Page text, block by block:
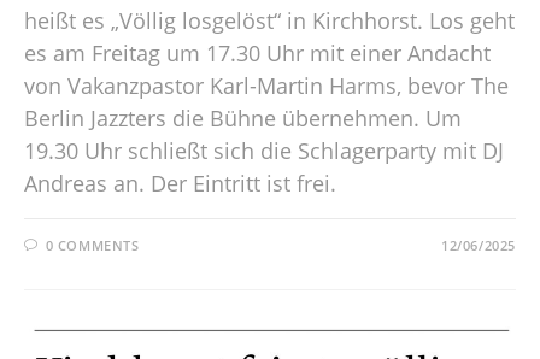
heißt es „Völlig losgelöst“ in Kirchhorst. Los geht
es am Freitag um 17.30 Uhr mit einer Andacht
von Vakanzpastor Karl-Martin Harms, bevor The
Berlin Jazzters die Bühne übernehmen. Um
19.30 Uhr schließt sich die Schlagerparty mit DJ
Andreas an. Der Eintritt ist frei.
0 COMMENTS 12/06/2025